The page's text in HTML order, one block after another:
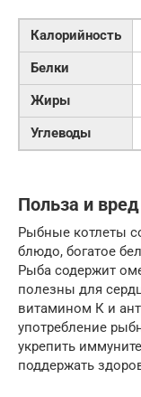
Калорийность
Белки
Жиры
Углеводы
Польза и вред
Рыбные котлеты
блюдо, богатое
Рыба содержит
полезны для
витамином К и
употребление
укрепить
поддержать